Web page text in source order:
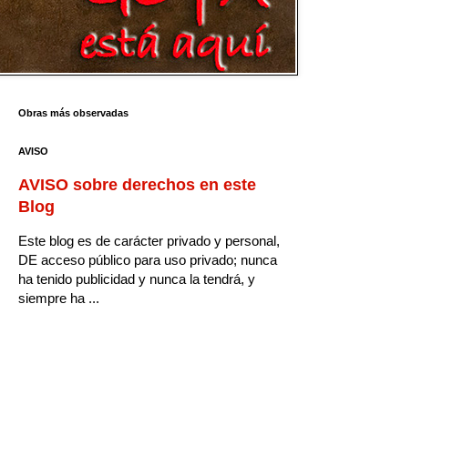
Obras más observadas
AVISO
AVISO sobre derechos en este
Blog
Este blog es de carácter privado y personal,
DE acceso público para uso privado; nunca
ha tenido publicidad y nunca la tendrá, y
siempre ha ...